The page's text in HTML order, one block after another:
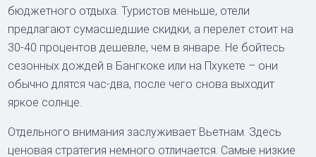
бюджетного отдыха. Туристов меньше, отели
предлагают сумасшедшие скидки, а перелет стоит на
30-40 процентов дешевле, чем в январе. Не бойтесь
сезонных дождей в Бангкоке или на Пхукете – они
обычно длятся час-два, после чего снова выходит
яркое солнце.
Отдельного внимания заслуживает Вьетнам. Здесь
ценовая стратегия немного отличается. Самые низкие